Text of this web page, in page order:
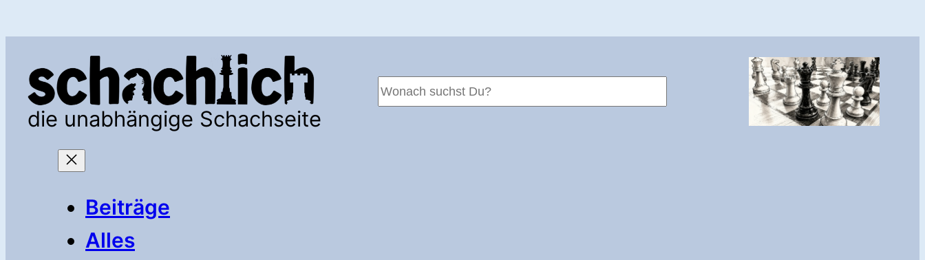
Inhalt
die unabhängige Schachseite
Suchen
Beiträge
Alles